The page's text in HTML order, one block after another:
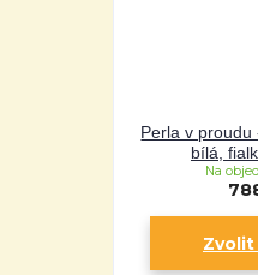
Perla v
bílá,
Na